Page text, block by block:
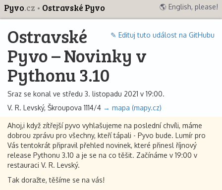
Pyvo.cz Ostravské Pyvo 🌎 English, please!
✎ Edituj tuto událost na GitHubu
Ostravské
Pyvo – Novinky v
Pythonu 3.10
Sraz se konal ve středu 3. listopadu 2021 v 19:00.
V. R. Levský, Škroupova 1114/4 → mapa (mapy.cz)
Ahoj,i když zítřejší pyvo vyhlašujeme na poslední chvíli, máme
dobrou zprávu pro všechny, kteří tápali - Pyvo bude. Lumír pro
Vás tentokrát připravil přehled novinek, které přinesl říjnový
release Pythonu 3.10 a je se na co těšit. Začínáme v 19:00 v
restauraci V. R. Levský.
Tak doražte, těšíme se na vás!